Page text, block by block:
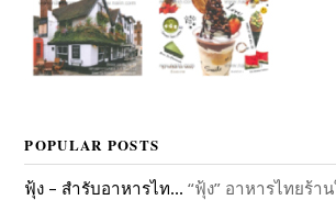
POPULAR POSTS
ฟุ้ง – สำรับอาหารไท... “ฟุ้ง” อาหารไทยร้า